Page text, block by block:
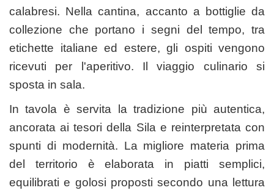
calabresi. Nella cantina, accanto a bottiglie da
collezione che portano i segni del tempo, tra
etichette italiane ed estere, gli ospiti vengono
ricevuti per l'aperitivo. Il viaggio culinario si
sposta in sala.
In tavola è servita la tradizione più autentica,
ancorata ai tesori della Sila e reinterpretata con
spunti di modernità. La migliore materia prima
del territorio è elaborata in piatti semplici,
equilibrati e golosi proposti secondo una lettura